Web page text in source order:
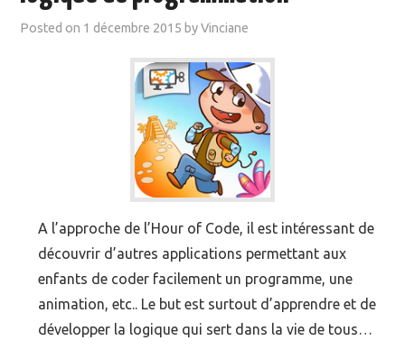
Posted on 1 décembre 2015 byVinciane
A l’approche de l’Hour of Code, il est intéressant de
découvrir d’autres applications permettant aux
enfants de coder facilement un programme, une
animation, etc.. Le but est surtout d’apprendre et de
développer la logique qui sert dans la vie de tous…